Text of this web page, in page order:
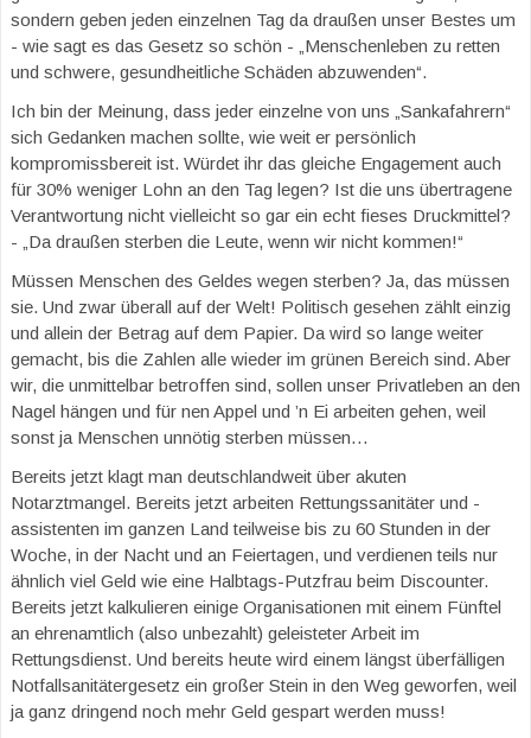
sondern geben jeden einzelnen Tag da draußen unser Bestes um
- wie sagt es das Gesetz so schön - „Menschenleben zu retten
und schwere, gesundheitliche Schäden abzuwenden“.
Ich bin der Meinung, dass jeder einzelne von uns „Sankafahrern“
sich Gedanken machen sollte, wie weit er persönlich
kompromissbereit ist. Würdet ihr das gleiche Engagement auch
für 30% weniger Lohn an den Tag legen? Ist die uns übertragene
Verantwortung nicht vielleicht so gar ein echt fieses Druckmittel?
- „Da draußen sterben die Leute, wenn wir nicht kommen!“
Müssen Menschen des Geldes wegen sterben? Ja, das müssen
sie. Und zwar überall auf der Welt! Politisch gesehen zählt einzig
und allein der Betrag auf dem Papier. Da wird so lange weiter
gemacht, bis die Zahlen alle wieder im grünen Bereich sind. Aber
wir, die unmittelbar betroffen sind, sollen unser Privatleben an den
Nagel hängen und für nen Appel und ’n Ei arbeiten gehen, weil
sonst ja Menschen unnötig sterben müssen…
Bereits jetzt klagt man deutschlandweit über akuten
Notarztmangel. Bereits jetzt arbeiten Rettungssanitäter und -
assistenten im ganzen Land teilweise bis zu 60 Stunden in der
Woche, in der Nacht und an Feiertagen, und verdienen teils nur
ähnlich viel Geld wie eine Halbtags-Putzfrau beim Discounter.
Bereits jetzt kalkulieren einige Organisationen mit einem Fünftel
an ehrenamtlich (also unbezahlt) geleisteter Arbeit im
Rettungsdienst. Und bereits heute wird einem längst überfälligen
Notfallsanitätergesetz ein großer Stein in den Weg geworfen, weil
ja ganz dringend noch mehr Geld gespart werden muss!